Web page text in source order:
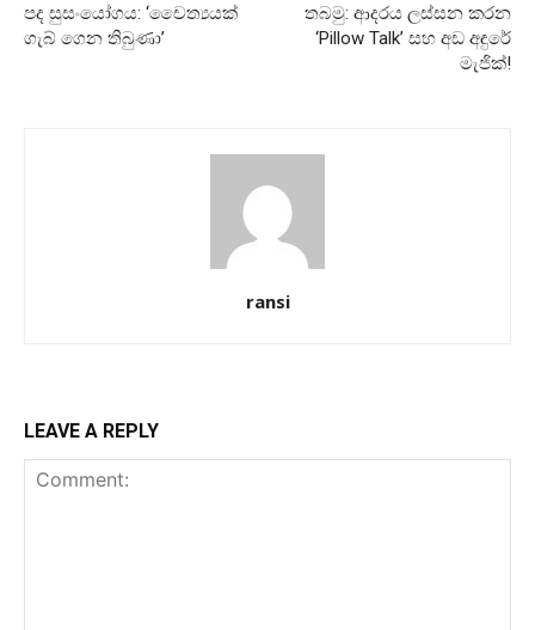
පද සුසංයෝගය: ‘චෛත්‍යයක්
ගැබ් ගෙන තිබුණා’
තබමු: ආදරය ලස්සන කරන
‘Pillow Talk’ සහ අඩ අඳුරේ
මැජික්!
ransi
LEAVE A REPLY